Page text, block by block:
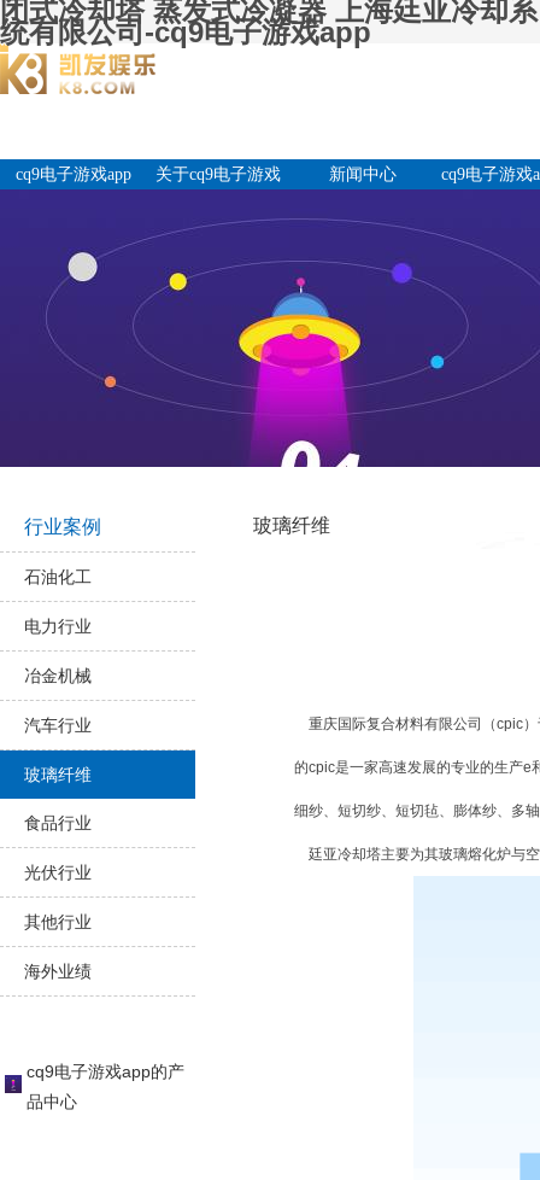
闭式冷却塔 蒸发式冷凝器 上海廷亚冷却系
统有限公司-cq9电子游戏app
cq9电子游戏app
关于cq9电子游戏
新闻中心
cq9电子游戏
行业案例
石油化工
电力行业
冶金机械
汽车行业
玻璃纤维
食品行业
光伏行业
其他行业
海外业绩
cq9电子游戏app的产
品中心
玻璃纤维
重庆国际复合材料有限公司（cpic）
的cpic是一家高速发展的专业的生产e
细纱、短切纱、短切毡、膨体纱、多
廷亚冷却塔主要为其玻璃熔化炉与